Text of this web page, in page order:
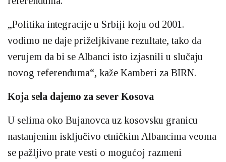
„Politika integracije u Srbiji koju od 2001.
vodimo ne daje priželjkivane rezultate, tako da
verujem da bi se Albanci isto izjasnili u slučaju
novog referenduma“, kaže Kamberi za BIRN.
Koja sela dajemo za sever Kosova
U selima oko Bujanovca uz kosovsku granicu
nastanjenim isključivo etničkim Albancima veoma
se pažljivo prate vesti o mogućoj razmeni